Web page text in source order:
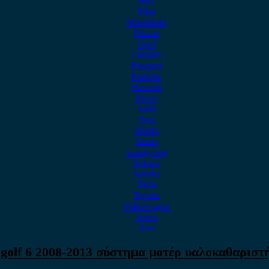
Mini
Mitsubishi
Nissan
Opel
Omoda
Peugeot
Porsche
Renault
Rover
Saab
Seat
Skoda
Smart
ssangyong
Subaru
Suzuki
Tesla
Toyota
Volkswagen
Volvo
Xev
6 2008-2013 σύστημα μοτέρ